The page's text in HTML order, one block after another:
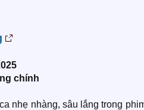
chính
nhẹ nhàng, sâu lắng trong